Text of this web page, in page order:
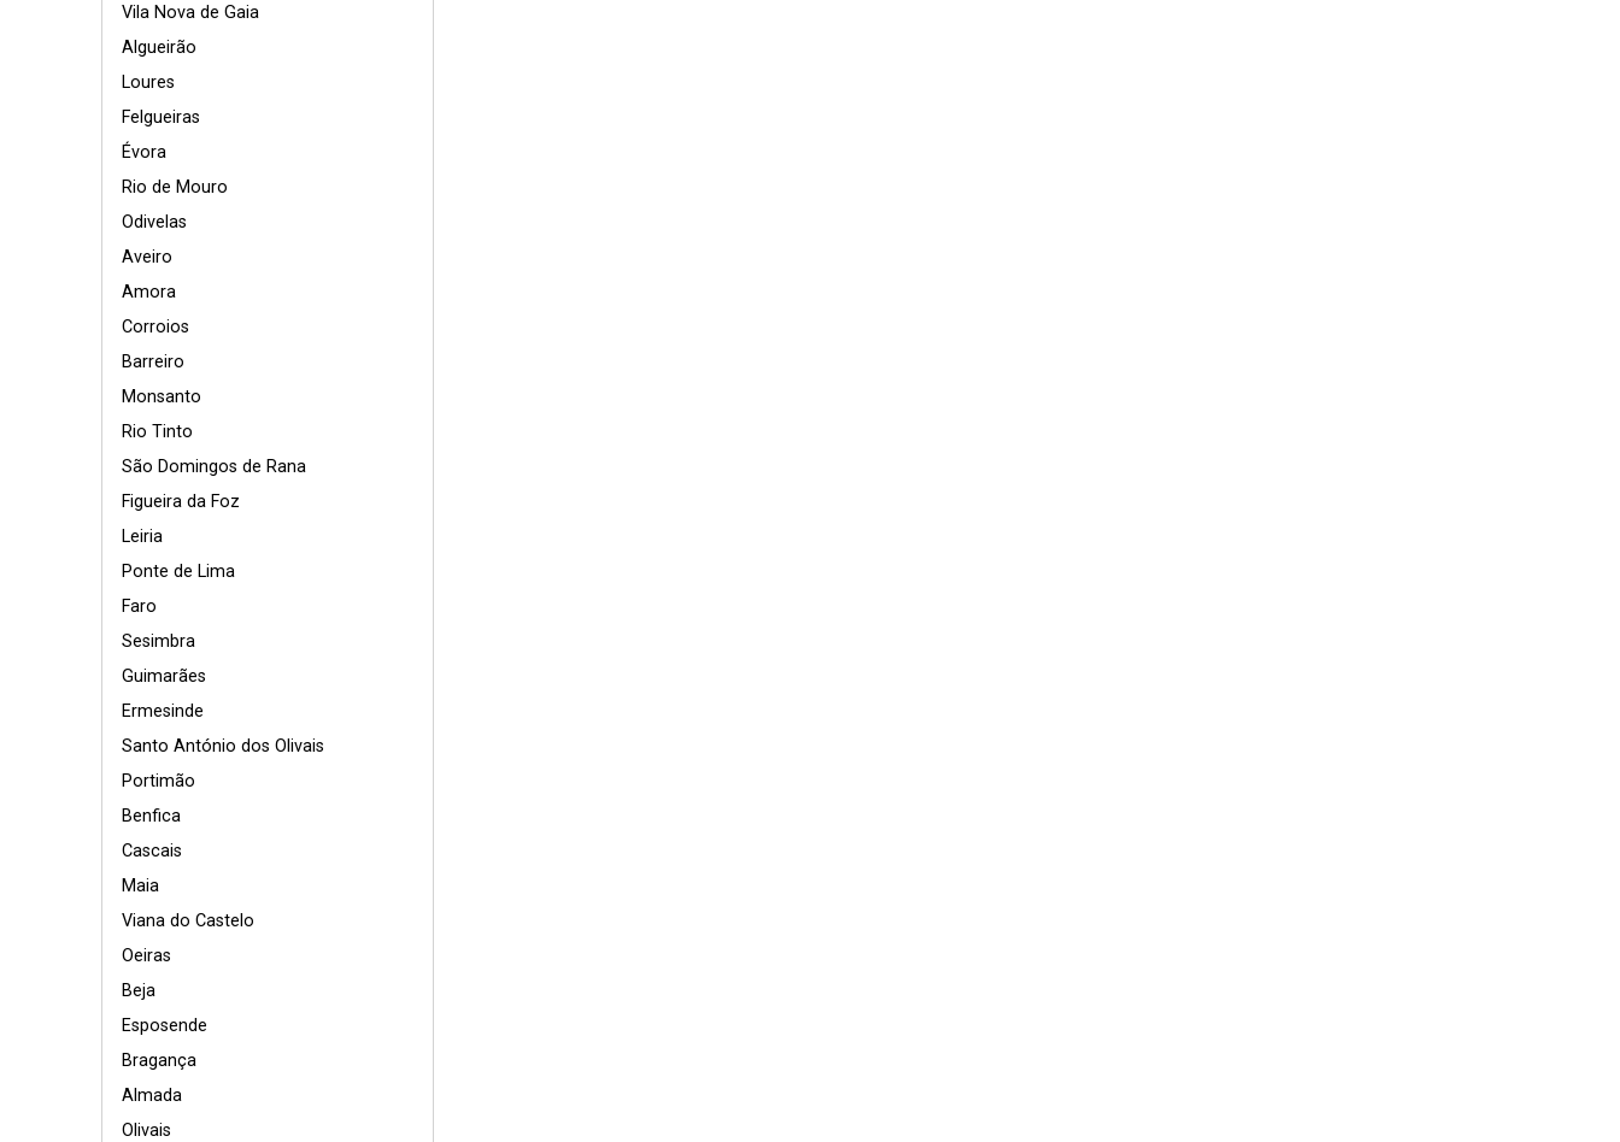
Vila Nova de Gaia
Algueirão
Loures
Felgueiras
Évora
Rio de Mouro
Odivelas
Aveiro
Amora
Corroios
Barreiro
Monsanto
Rio Tinto
São Domingos de Rana
Figueira da Foz
Leiria
Ponte de Lima
Faro
Sesimbra
Guimarães
Ermesinde
Santo António dos Olivais
Portimão
Benfica
Cascais
Maia
Viana do Castelo
Oeiras
Beja
Esposende
Bragança
Almada
Olivais